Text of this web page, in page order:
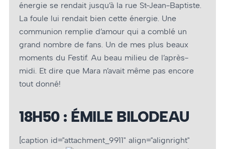
énergie se rendait jusqu’à la rue St-Jean-Baptiste.
La foule lui rendait bien cette énergie. Une
communion remplie d’amour qui a comblé un
grand nombre de fans. Un de mes plus beaux
moments du Festif. Au beau milieu de l’après-
midi. Et dire que Mara n’avait même pas encore
tout donné!
18H50 : ÉMILE BILODEAU
[caption id="attachment_9911" align="alignright"